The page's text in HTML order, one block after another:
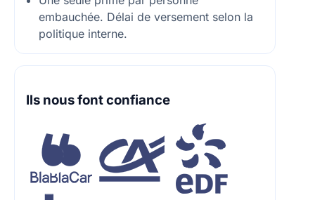
embauchée. Délai de versement selon la
politique interne.
Ils nous font confiance